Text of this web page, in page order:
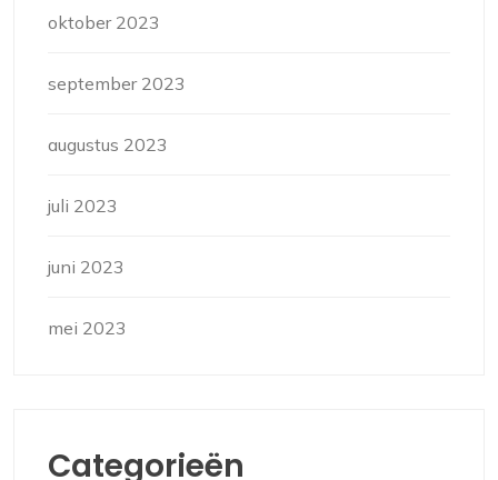
oktober 2023
september 2023
augustus 2023
juli 2023
juni 2023
mei 2023
Categorieën